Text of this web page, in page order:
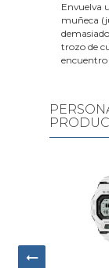
Envuelva
muñeca
trozo de